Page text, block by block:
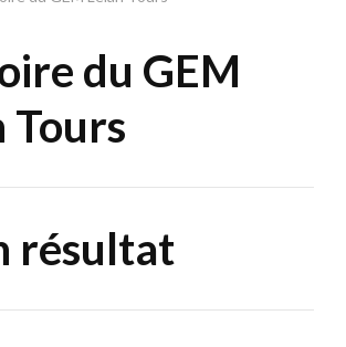
du GEM
Tours
résultat